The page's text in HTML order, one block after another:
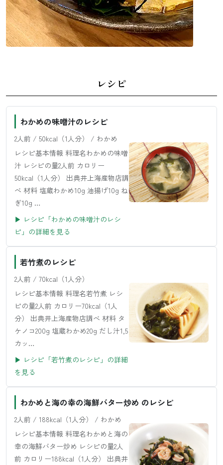
レシピ
わかめの味噌汁のレシピ
2人前 / 50kcal（1人分） / わかめ
レシピ基本情報 料理名わかめの味噌
汁 レシピの量2人前 カロリー
50kcal（1人分） 出典井上海産物店調
べ 材料 塩蔵わかめ10g 油揚げ10g ね
ぎ10g …
▶ レシピ「わかめの味噌汁のレシ
ピ」の詳細を見る
若竹煮のレシピ
2人前 / 70kcal（1人分）
レシピ基本情報 料理名若竹煮 レシ
ピの量2人前 カロリー70kcal（1人
分） 出典井上海産物店調べ 材料 タ
ケノコ200g 塩蔵わかめ20g だし汁1,5
カッ…
▶ レシピ「若竹煮のレシピ」の詳細
を見る
わかめと海の幸の海鮮バター炒め のレシピ
2人前 / 188kcal（1人分） / わかめ
レシピ基本情報 料理名わかめと海の
幸の海鮮バター炒め レシピの量2人
前 カロリー188kcal（1人分） 出典井